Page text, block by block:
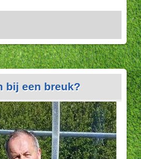
bij een breuk?